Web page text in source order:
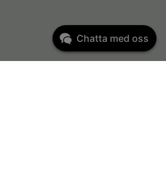
Chatta med oss